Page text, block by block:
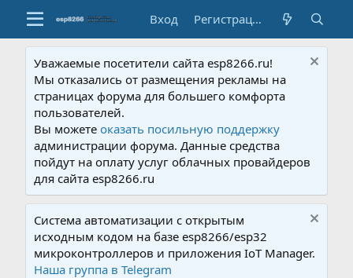
Вход Регистрация
Уважаемые посетители сайта esp8266.ru!
Мы отказались от размещения рекламы на
страницах форума для большего комфорта
пользователей.
Вы можетеоказать посильную поддержку
администрации форума. Данные средства
пойдут на оплату услуг облачных провайдеров
для сайта esp8266.ru
Система автоматизации с открытым
исходным кодом на базе esp8266/esp32
микроконтроллеров и приложения IoT Manager.
Наша группа в Telegram